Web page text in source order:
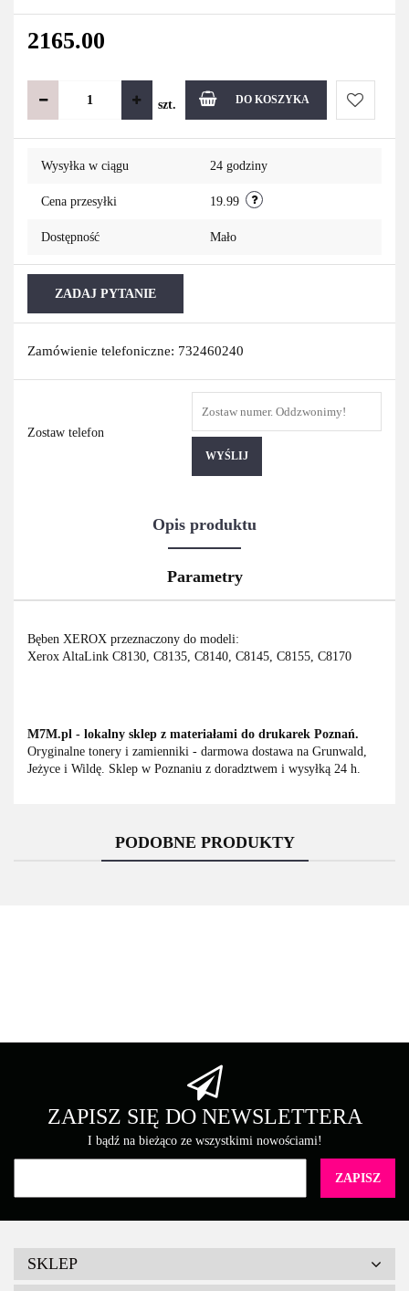
2165.00
szt. DO KOSZYKA
Do
Wysyłka w ciągu 24 godziny
Cena przesyłki 19.99
Dostępność Mało
ZADAJ PYTANIE
Zamówienie telefoniczne: 732460240
Zostaw telefon
WYŚLIJ
Opis produktu
Parametry
Bęben XEROX przeznaczony do modeli:
Xerox AltaLink C8130, C8135, C8140, C8145, C8155, C8170
M7M.pl - lokalny sklep z materiałami do drukarek Poznań.
Oryginalne tonery i zamienniki - darmowa dostawa na Grunwald,
Jeżyce i Wildę. Sklep w Poznaniu z doradztwem i wysyłką 24 h.
PODOBNE PRODUKTY
Brother
ZAPISZ SIĘ DO NEWSLETTERA
I bądź na bieżąco ze wszystkimi nowościami!
SKLEP